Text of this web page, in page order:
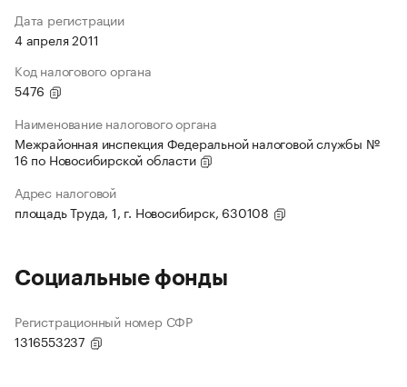
Дата регистрации
4 апреля 2011
Код налогового органа
5476
Наименование налогового органа
Межрайонная инспекция Федеральной налоговой службы №
16 по Новосибирской области
Адрес налоговой
площадь Труда, 1, г. Новосибирск, 630108
Социальные фонды
Регистрационный номер СФР
1316553237